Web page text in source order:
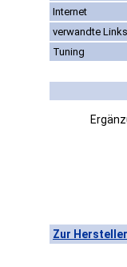
Internet
verwandte Links
Tuning
Zur